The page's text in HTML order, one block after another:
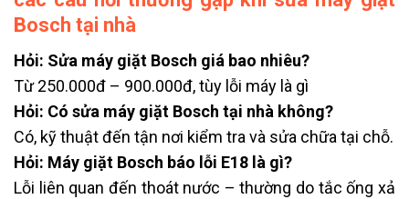
Bosch tại nhà
Hỏi: Sửa máy giặt Bosch giá bao nhiêu?
Từ 250.000đ – 900.000đ, tùy lỗi máy là gì
Hỏi: Có sửa máy giặt Bosch tại nhà không?
Có, kỹ thuật đến tận nơi kiểm tra và sửa chữa tại chỗ.
Hỏi: Máy giặt Bosch báo lỗi E18 là gì?
Lỗi liên quan đến thoát nước – thường do tắc ống xả